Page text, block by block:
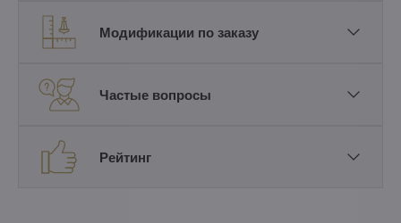
Модификации по заказу
Частые вопросы
Рейтинг